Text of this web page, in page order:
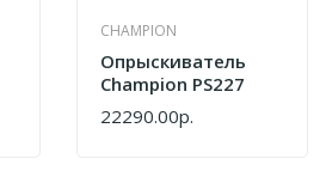
CHAMPION
Опрыскиватель
Champion PS227
22290.00р.